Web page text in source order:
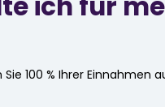
100 % Ihrer Einnahmen